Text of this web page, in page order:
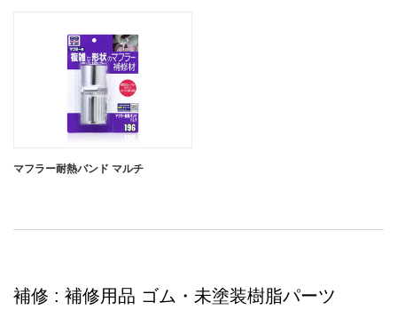
マフラー耐熱バンド マルチ
補修 : 補修用品 ゴム・未塗装樹脂パーツ